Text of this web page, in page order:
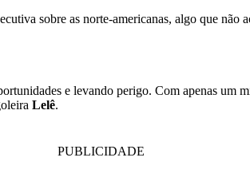
sobre as norte-americanas, algo que não
e levando perigo. Com apenas um
Lelê.
PUBLICIDADE